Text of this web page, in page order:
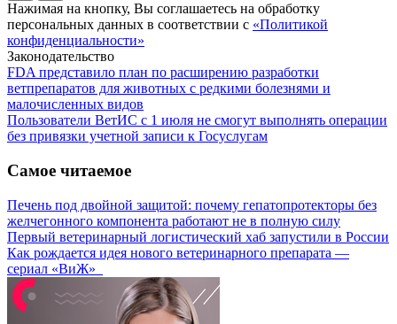
Нажимая на кнопку, Вы соглашаетесь на обработку
персональных данных в соответствии с «Политикой
конфиденциальности»
Законодательство
FDA представило план по расширению разработки
ветпрепаратов для животных с редкими болезнями и
малочисленных видов
Пользователи ВетИС с 1 июля не смогут выполнять операции
без привязки учетной записи к Госуслугам
Самое читаемое
Печень под двойной защитой: почему гепатопротекторы без
желчегонного компонента работают не в полную силу
Первый ветеринарный логистический хаб запустили в России
Как рождается идея нового ветеринарного препарата —
сериал «ВиЖ»